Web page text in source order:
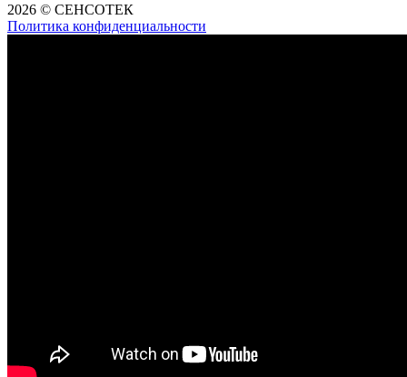
2026 © СЕНСОТЕК
Политика конфиденциальности